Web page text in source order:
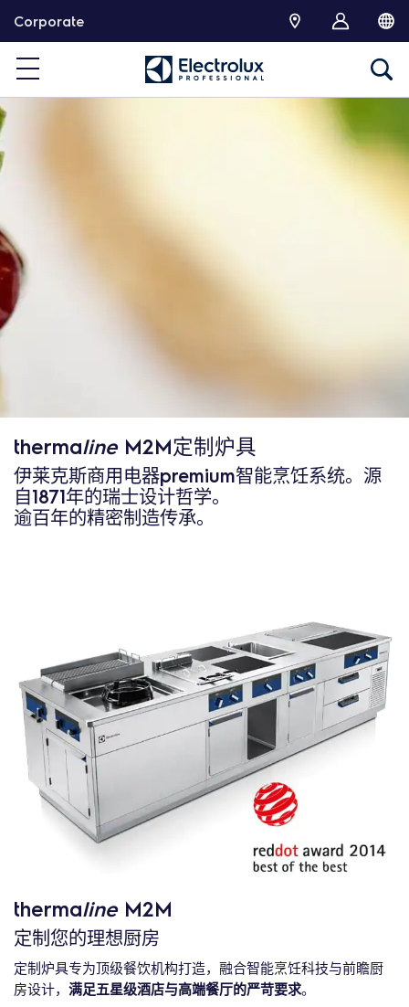
Corporate
thermalineM2M定制炉具
伊莱克斯商用电器premium智能烹饪系统。源
自1871年的瑞士设计哲学。
逾百年的精密制造传承。
thermalineM2M
定制您的理想厨房
定制炉具专为顶级餐饮机构打造，融合智能烹饪科技与前瞻厨
房设计， 满足五星级酒店与高端餐厅的严苛要求。